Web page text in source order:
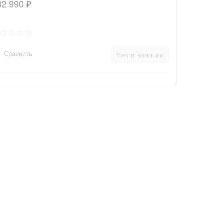
990 ₽
Нет в наличии
Сравнить